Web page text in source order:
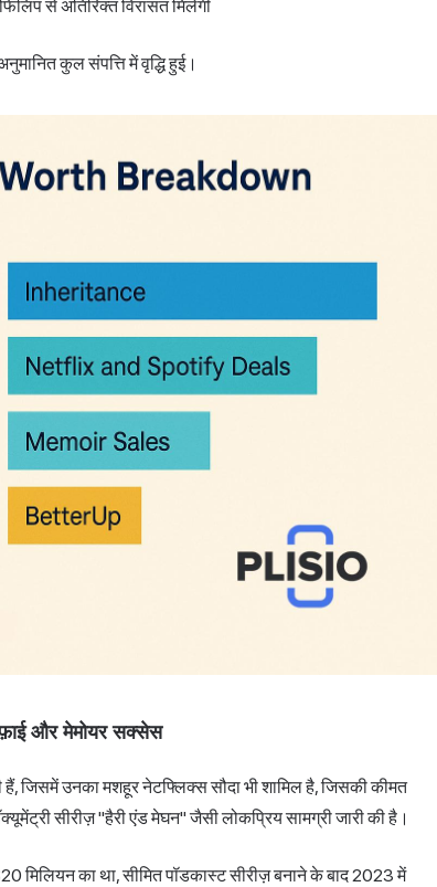
से अतिरिक्त विरासत मिलेगी
कुल संपत्ति में वृद्धि हुई।
और मेमोयर सक्सेस
हैं, जिसमें उनका मशहूर नेटफ्लिक्स सौदा भी शामिल है, जिसकी कीमत
सीरीज़ "हैरी एंड मेघन" जैसी लोकप्रिय सामग्री जारी की है।
मिलियन का था, सीमित पॉडकास्ट सीरीज़ बनाने के बाद 2023 में